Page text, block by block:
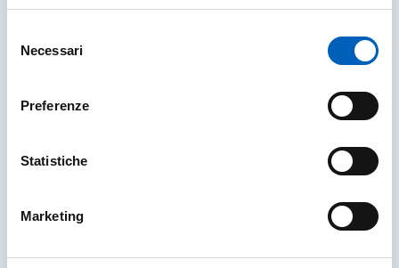
delNecessari
Preferenze
Statistiche
Marketing
Se sei un futuro studente o una futura
Europea clicca su questa card per ottenere tutte
le informazioni sull'iscrizione 26-27. Rientrano